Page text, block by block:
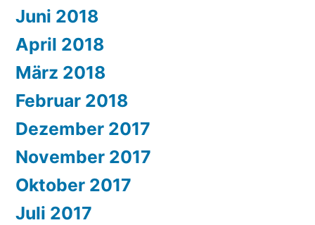
Juni 2018
April 2018
März 2018
Februar 2018
Dezember 2017
November 2017
Oktober 2017
Juli 2017